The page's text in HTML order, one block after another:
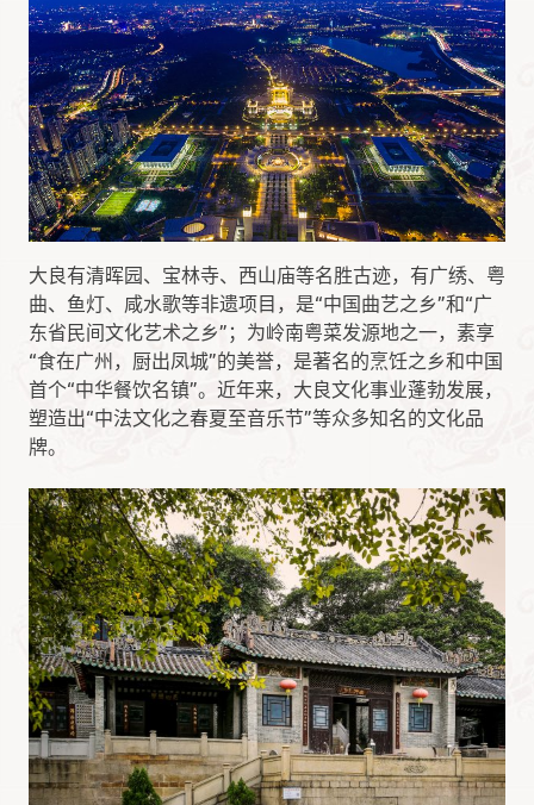
大良有清晖园、宝林寺、西山庙等名胜古迹，有广绣、粤
曲、鱼灯、咸水歌等非遗项目，是“中国曲艺之乡”和“广
东省民间文化艺术之乡”；为岭南粤菜发源地之一，素享
“食在广州，厨出凤城”的美誉，是著名的烹饪之乡和中国
首个“中华餐饮名镇”。近年来，大良文化事业蓬勃发展，
塑造出“中法文化之春夏至音乐节”等众多知名的文化品
牌。